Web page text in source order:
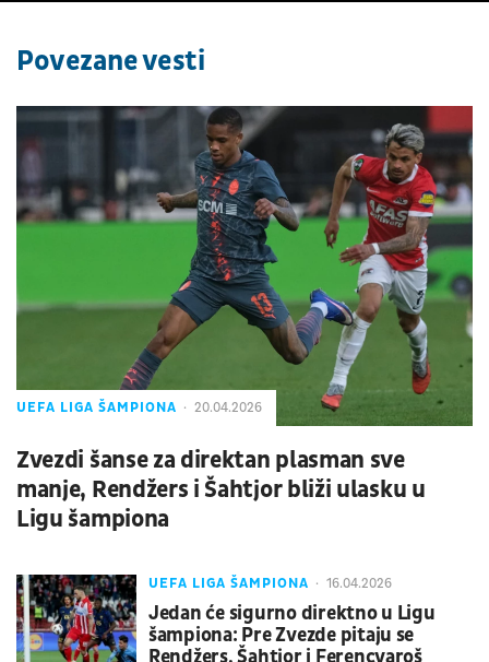
Povezane vesti
UEFA LIGA ŠAMPIONA 20.04.2026
Zvezdi šanse za direktan plasman sve
manje, Rendžers i Šahtjor bliži ulasku u
Ligu šampiona
UEFA LIGA ŠAMPIONA 16.04.2026
Jedan će sigurno direktno u Ligu
šampiona: Pre Zvezde pitaju se
Rendžers, Šahtjor i Ferencvaroš